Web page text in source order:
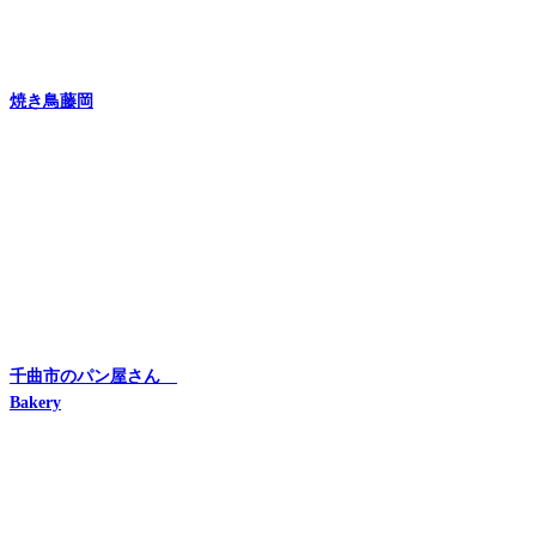
焼き鳥藤岡
千曲市のパン屋さん
Bakery